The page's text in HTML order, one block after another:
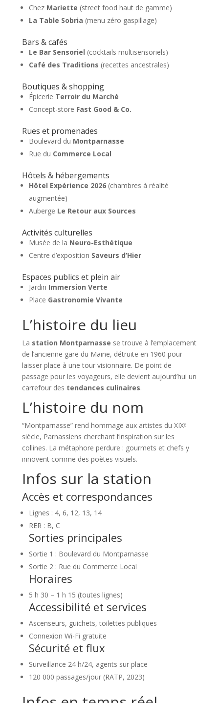
Chez Mariette (street food haut de gamme)
La Table Sobria (menu zéro gaspillage)
Bars & cafés
Le Bar Sensoriel (cocktails multisensoriels)
Café des Traditions (recettes ancestrales)
Boutiques & shopping
Épicerie Terroir du Marché
Concept-store Fast Good & Co.
Rues et promenades
Boulevard du Montparnasse
Rue du Commerce Local
Hôtels & hébergements
Hôtel Expérience 2026(chambres à réalité
augmentée)
Auberge Le Retour aux Sources
Activités culturelles
Musée de la Neuro-Esthétique
Centre d’exposition Saveurs d’Hier
Espaces publics et plein air
Jardin Immersion Verte
Place Gastronomie Vivante
L’histoire du lieu
La station Montparnasse se trouve à l’emplacement
de l’ancienne gare du Maine, détruite en 1960 pour
laisser place à une tour visionnaire. De point de
passage pour les voyageurs, elle devient aujourd’hui un
carrefour des tendances culinaires.
L’histoire du nom
“Montparnasse” rend hommage aux artistes du XIXᵉ
siècle, Parnassiens cherchant l’inspiration sur les
collines. La métaphore perdure : gourmets et chefs y
innovent comme des poètes visuels.
Infos sur la station
Accès et correspondances
Lignes : 4, 6, 12, 13, 14
RER : B, C
Sorties principales
Sortie 1 : Boulevard du Montparnasse
Sortie 2 : Rue du Commerce Local
Horaires
5 h 30 – 1 h 15 (toutes lignes)
Accessibilité et services
Ascenseurs, guichets, toilettes publiques
Connexion Wi-Fi gratuite
Sécurité et flux
Surveillance 24 h/24, agents sur place
120 000 passages/jour (RATP, 2023)